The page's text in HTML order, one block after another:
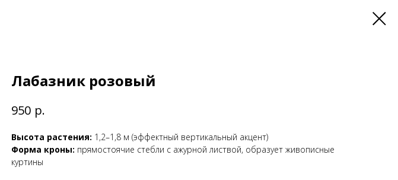
Лабазник розовый
950 р.
Высота растения: 1,2–1,8 м (эффектный вертикальный акцент)
Форма кроны: прямостоячие стебли с ажурной листвой, образует живописные
куртины